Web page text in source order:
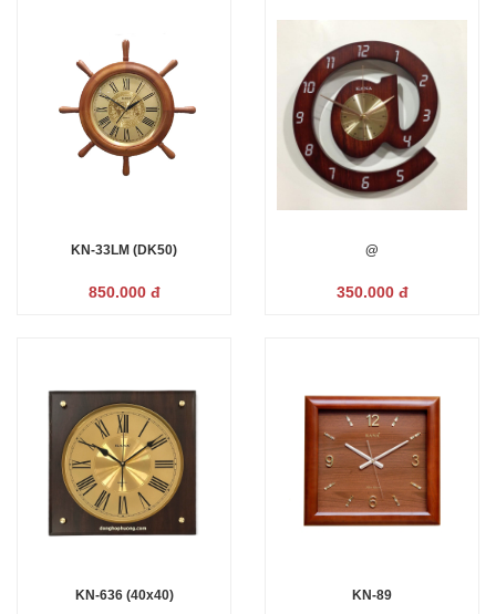
KN-33LM (DK50)
850.000 đ
@
350.000 đ
KN-636 (40x40) KN-89